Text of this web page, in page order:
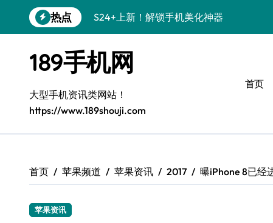
到
热点
S24+上新！解锁手机美化神器
A56 5G新机登场，三星风尚来了！
Galaxy Z Flip6登场，折叠潮味十足！
三星S26上手必学：个性化美化全攻略
S25美化秘籍：个性潮玩，炫酷一机搞定
Galaxy C55 5G登场，颜值巅峰来了！
189手机网
大型手机资讯类网站！
https://www.189shouji.com
首页
首页 苹果频道 苹果资讯 2017 曝iPhone 8已经
苹果资讯